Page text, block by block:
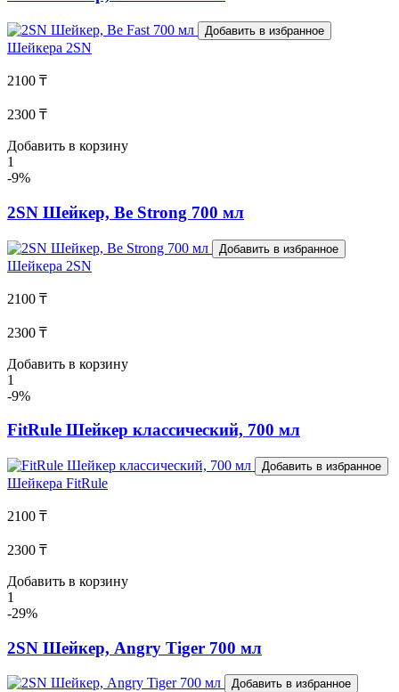
Добавить в избранное
Шейкера 2SN
2100 ₸
2300 ₸
Добавить в корзину
1
-9%
2SN Шейкер, Be Strong 700 мл
Добавить в избранное
Шейкера 2SN
2100 ₸
2300 ₸
Добавить в корзину
1
-9%
FitRule Шейкер классический, 700 мл
Добавить в избранное
Шейкера FitRule
2100 ₸
2300 ₸
Добавить в корзину
1
-29%
2SN Шейкер, Angry Tiger 700 мл
Добавить в избранное